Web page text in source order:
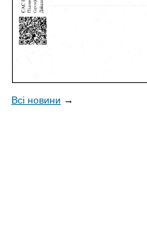
Всі новини →